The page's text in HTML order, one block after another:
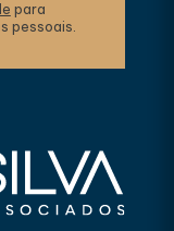
para
pessoais.